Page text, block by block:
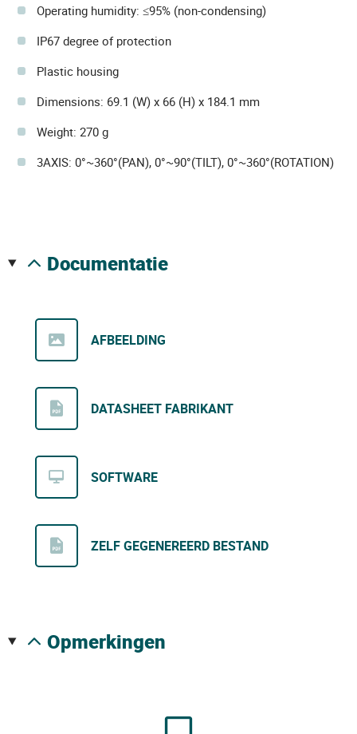
Operating humidity: ≤95% (non-condensing)
IP67 degree of protection
Plastic housing
Dimensions: 69.1 (W) x 66 (H) x 184.1 mm
Weight: 270 g
3AXIS: 0°~360°(PAN), 0°~90°(TILT), 0°~360°(ROTATION)
documentatie
AFBEELDING
DATASHEET FABRIKANT
SOFTWARE
ZELF GEGENEREERD BESTAND
opmerkingen